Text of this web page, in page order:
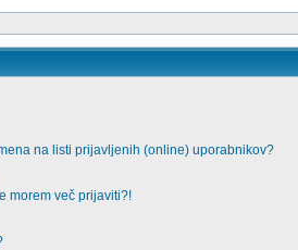
na listi prijavljenih (online) uporabnikov?
morem več prijaviti?!